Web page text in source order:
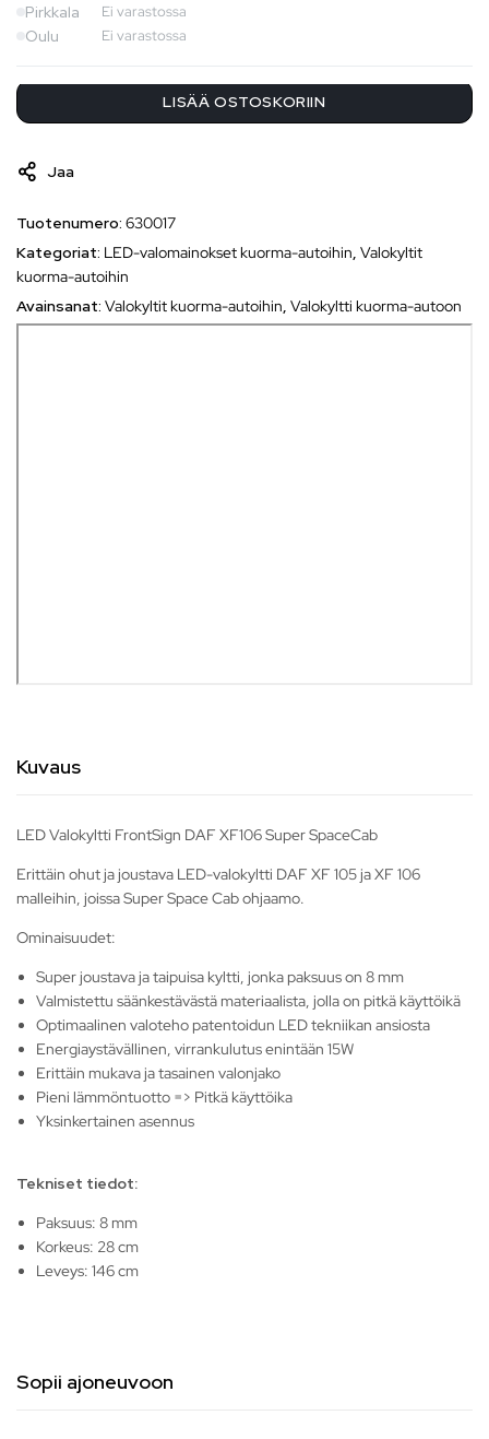
Pirkkala Ei varastossa
Oulu Ei varastossa
LISÄÄ OSTOSKORIIN
Jaa
Tuotenumero: 630017
Kategoriat: LED-valomainokset kuorma-autoihin, Valokyltit
kuorma-autoihin
Avainsanat: Valokyltit kuorma-autoihin, Valokyltti kuorma-autoon
Kuvaus
LED Valokyltti FrontSign DAF XF106 Super SpaceCab
Erittäin ohut ja joustava LED-valokyltti DAF XF 105 ja XF 106
malleihin, joissa Super Space Cab ohjaamo.
Ominaisuudet:
Super joustava ja taipuisa kyltti, jonka paksuus on 8 mm
Valmistettu säänkestävästä materiaalista, jolla on pitkä käyttöikä
Optimaalinen valoteho patentoidun LED tekniikan ansiosta
Energiaystävällinen, virrankulutus enintään 15W
Erittäin mukava ja tasainen valonjako
Pieni lämmöntuotto => Pitkä käyttöika
Yksinkertainen asennus
Tekniset tiedot:
Paksuus: 8 mm
Korkeus: 28 cm
Leveys: 146 cm
Sopii ajoneuvoon